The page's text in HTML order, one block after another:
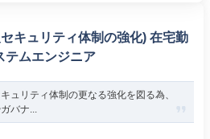
キュリティ体制の強化) 在宅勤
ムエンジニア
ュリティ体制の更なる強化を図る為、
バナ...